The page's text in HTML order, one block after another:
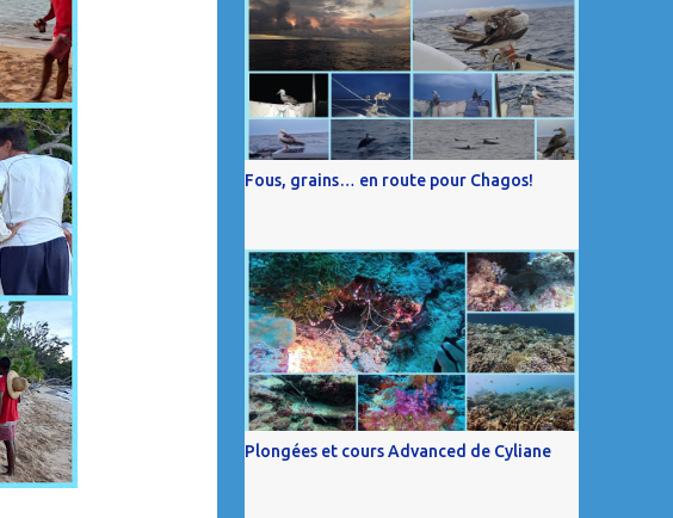
Fous, grains… en route pour Chagos!
Plongées et cours Advanced de Cyliane